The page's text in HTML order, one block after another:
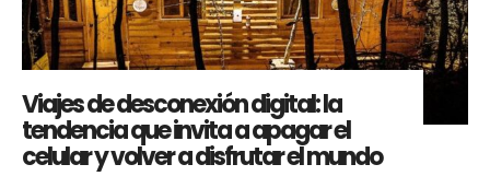
Viajes de desconexión digital: la
tendencia que invita a apagar el
celular y volver a disfrutar el mundo